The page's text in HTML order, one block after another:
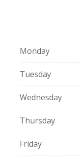
Monday
Tuesday
Wednesday
Thursday
Friday